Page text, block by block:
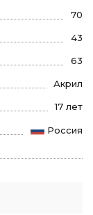
70
43
63
Акрил
17 лет
Россия